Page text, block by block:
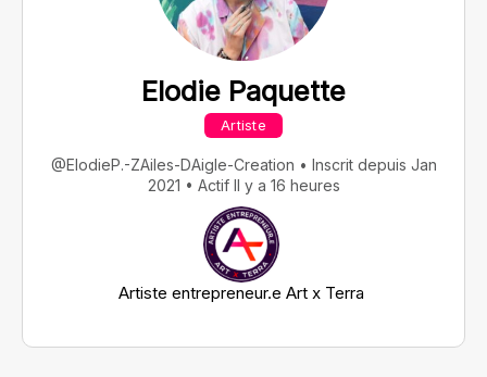
Elodie Paquette
Artiste
Artiste entrepreneur.e Art x Terra
@ElodieP.-ZAiles-DAigle-Creation • Inscrit depuis Jan
2021 • Actif Il y a 16 heures